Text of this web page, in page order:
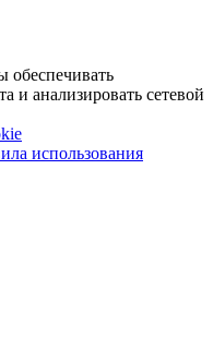
и анализировать сетевой
использования